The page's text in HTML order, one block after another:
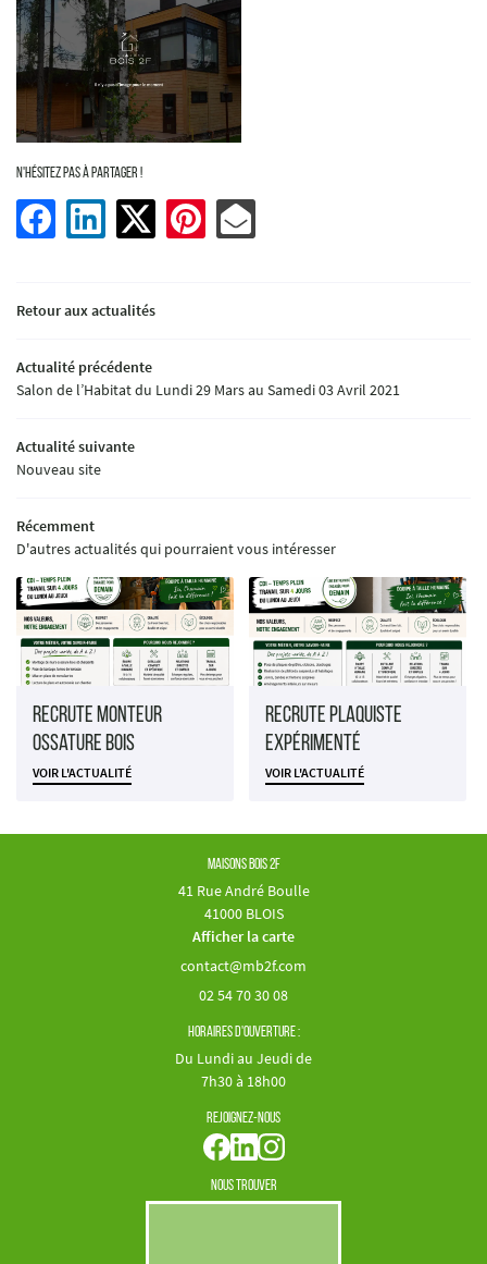
PROJET
AVIS
ACTUALITÉS
CONTACT
N'hésitez pas à partager !
Retour aux actualités
Actualité précédente
Salon de l’Habitat du Lundi 29 Mars au Samedi 03 Avril 2021
Actualité suivante
Nouveau site
Récemment
D'autres actualités qui pourraient vous intéresser
Recrute Monteur
Ossature Bois
VOIR L'ACTUALITÉ
Recrute Plaquiste
expérimenté
VOIR L'ACTUALITÉ
Maisons Bois 2F
41 Rue André Boulle
41000 BLOIS
Afficher la carte
02 54 70 30 08
Horaires d'ouverture :
Du Lundi au Jeudi de
7h30 à 18h00
Rejoignez-nous
Nous trouver